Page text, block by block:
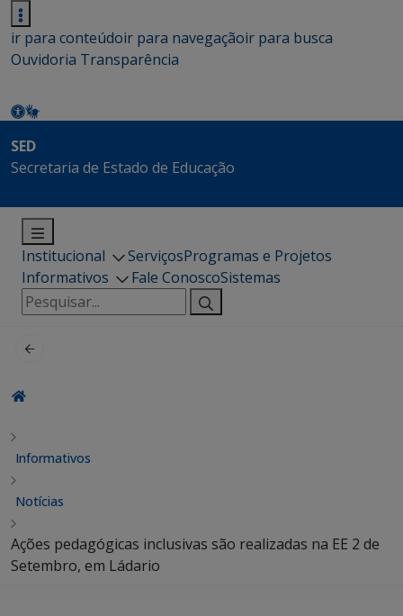
ir para conteúdoir para navegaçãoir para busca
Ouvidoria Transparência
SED
Secretaria de Estado de Educação
Institucional ServiçosProgramas e Projetos
Informativos
Fale ConoscoSistemas
Pesquisar
por:
Informativos
Notícias
Ações pedagógicas inclusivas são realizadas na EE 2 de
Setembro, em Ládario